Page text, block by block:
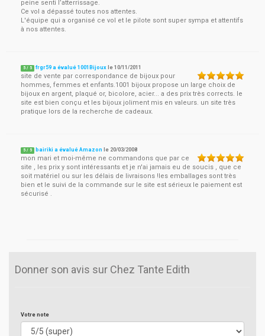
peine senti l’atterrissage.
Ce vol a dépassé toutes nos attentes.
L'équipe qui a organisé ce vol et le pilote sont super sympa et attentifs
à nos attentes.
5 / 5 frgr59 a évalué 1001Bijoux le10/11/2011
site de vente par correspondance de bijoux pour
hommes, femmes et enfants.1001 bijoux propose un large choix de
bijoux en argent, plaqué or, bicolore, acier... a des prix très corrects. le
site est bien conçu et les bijoux joliment mis en valeurs. un site très
pratique lors de la recherche de cadeaux.
5 / 5 bairiki a évalué Amazon le 20/03/2008
mon mari et moi-même ne commandons que par ce
site , les prix y sont intéressants et je n'ai jamais eu de soucis , que ce
soit matériel ou sur les délais de livraisons !les emballages sont très
bien et le suivi de la commande sur le site est sérieux le paiement est
sécurisé .
Donner son avis sur Chez Tante Edith
Votre note